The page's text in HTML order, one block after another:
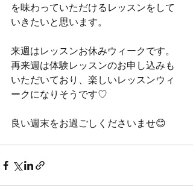
を味わっていただけるレッスンをして
いきたいと思います。
来週はレッスンお休みウィークです。
再来週は体験レッスンのお申し込みも
いただいており、楽しいレッスンウィ
ークになりそうです♡
良い週末をお過ごしくださいませ😊